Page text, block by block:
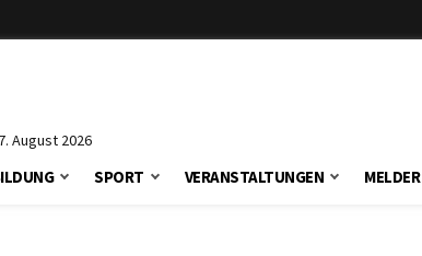
August 2026
SPORT VERANSTALTUNGEN MELDER